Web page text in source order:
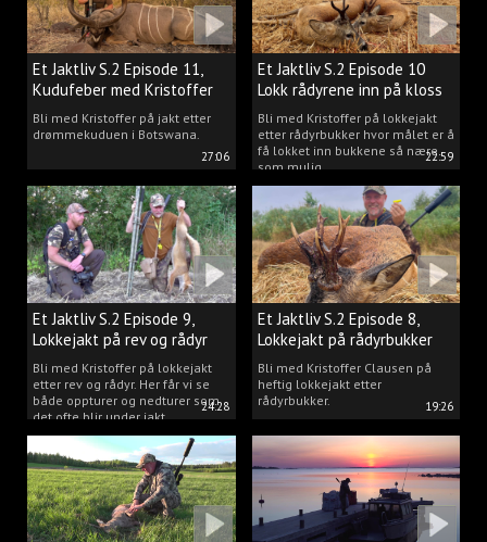
27:06
Et Jaktliv S.2 Episode 11,
Kudufeber med Kristoffer
Clausen
Bli med Kristoffer på jakt etter
drømmekuduen i Botswana.
22:59
Et Jaktliv S.2 Episode 10
Lokk rådyrene inn på kloss
hold.
Bli med Kristoffer på lokkejakt
etter rådyrbukker hvor målet er å
få lokket inn bukkene så nære
som mulig.
24:28
Et Jaktliv S.2 Episode 9,
Lokkejakt på rev og rådyr
med Kristoffer Clausen
Bli med Kristoffer på lokkejakt
etter rev og rådyr. Her får vi se
både oppturer og nedturer som
det ofte blir under jakt.
19:26
Et Jaktliv S.2 Episode 8,
Lokkejakt på rådyrbukker
2023 nr. 1
Bli med Kristoffer Clausen på
heftig lokkejakt etter
rådyrbukker.